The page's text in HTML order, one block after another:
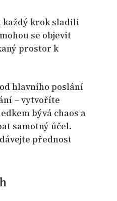
každý krok sladili
se objevit
prostor k
hlavního poslání
– vytvoříte
bývá chaos a
samotný účel.
přednost